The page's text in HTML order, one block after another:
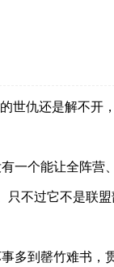
世仇还是解不开
一个能让全阵营
只不过它不是
多到罄竹难书，